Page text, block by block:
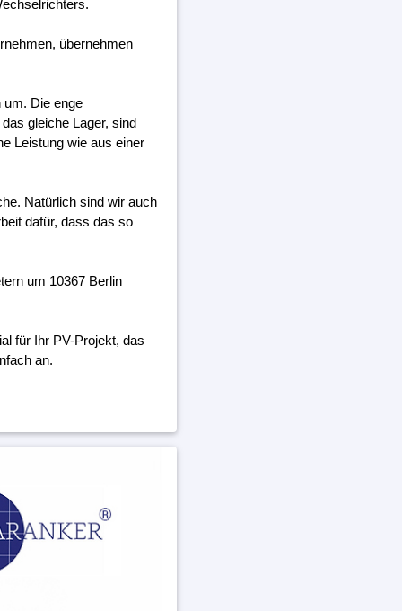
übernehmen
um. Die enge
gleiche Lager, sind
Leistung wie aus einer
Natürlich sind wir auch
dafür, dass das so
um 10367 Berlin
für Ihr PV-Projekt, das
an.